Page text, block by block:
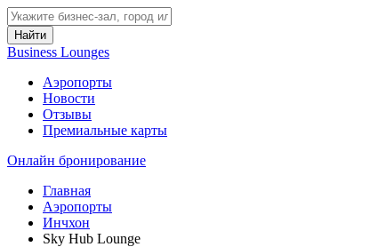
Найти
Business Lounges
Аэропорты
Новости
Отзывы
Премиальные карты
Онлайн бронирование
Главная
Аэропорты
Инчхон
Sky Hub Lounge